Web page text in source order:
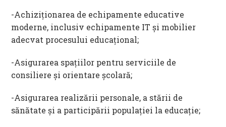
-Achiziţionarea de echipamente educative
moderne, inclusiv echipamente IT şi mobilier
adecvat procesului educaţional;
-Asigurarea spaţiilor pentru serviciile de
consiliere şi orientare şcolară;
-Asigurarea realizării personale, a stării de
sănătate şi a participării populaţiei la educaţie;